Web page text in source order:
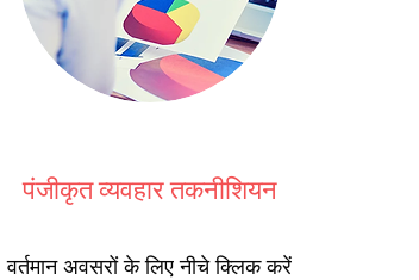
पंजीकृत व्यवहार तकनीशियन
वर्तमान अवसरों के लिए नीचे क्लिक करें